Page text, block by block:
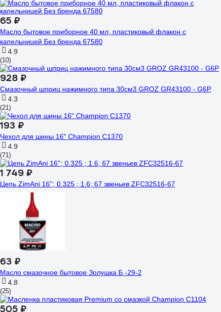
65 ₽
Масло бытовое приборное 40 мл, пластиковый флакон с
капельницей Без бренда 67580
4.9
(10)
928 ₽
Смазочный шприц нажимного типа 30см3 GROZ GR43100 - G6P
4.3
(21)
193 ₽
Чехол для шины 16" Champion C1370
4.9
(71)
1 749 ₽
Цепь ZimAni 16''; 0.325 ; 1.6; 67 звеньев ZFC32516-67
63 ₽
Масло смазочное бытовое Золушка Б -29-2
4.8
(25)
505 ₽